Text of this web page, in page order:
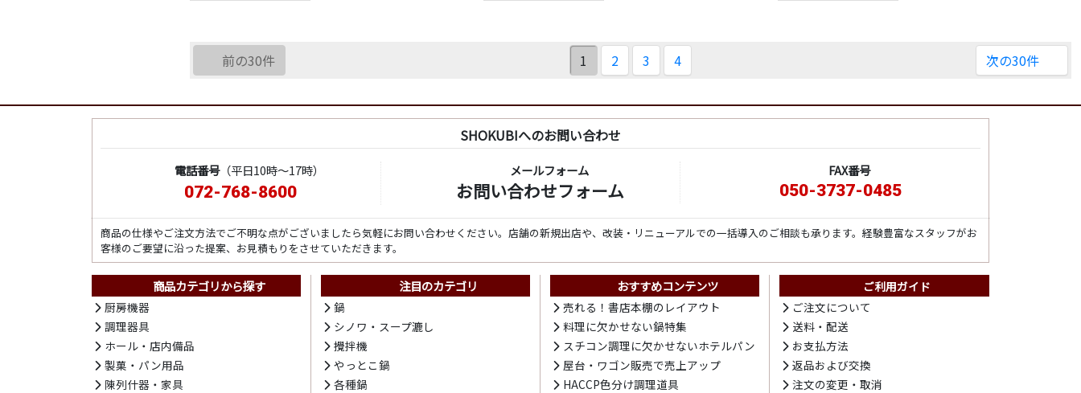
前の30件 1 2 3 4 次の30件
SHOKUBIへのお問い合わせ
電話番号（平日10時～17時）
072-768-8600
メールフォーム
お問い合わせフォーム
FAX番号
050-3737-0485
商品の仕様やご注文方法でご不明な点がございましたら気軽にお問い合わせください。店舗の新規出店や、改装・リニューアルでの一括導入のご相談も承ります。経験豊富なスタッフがお
客様のご要望に沿った提案、お見積もりをさせていただきます。
商品カテゴリから探す
厨房機器
調理器具
ホール・店内備品
製菓・パン用品
陳列什器・家具
注目のカテゴリ
鍋
シノワ・スープ漉し
攪拌機
やっとこ鍋
各種鍋
おすすめコンテンツ
売れる！書店本棚のレイアウト
料理に欠かせない鍋特集
スチコン調理に欠かせないホテルパン
屋台・ワゴン販売で売上アップ
HACCP色分け調理道具
ご利用ガイド
ご注文について
送料・配送
お支払方法
返品および交換
注文の変更・取消